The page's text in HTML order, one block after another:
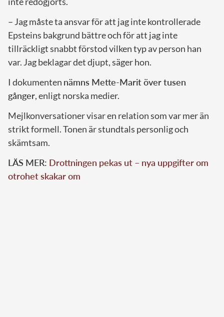
– Jag måste ta ansvar för att jag inte kontrollerade
Epsteins bakgrund bättre och för att jag inte
tillräckligt snabbt förstod vilken typ av person han
var. Jag beklagar det djupt, säger hon.
I dokumenten nämns Mette-Marit över tusen
gånger, enligt norska medier.
Mejlkonversationer visar en relation som var mer än
strikt formell. Tonen är stundtals personlig och
skämtsam.
LÄS MER: Drottningen pekas ut – nya uppgifter om
otrohet skakar om